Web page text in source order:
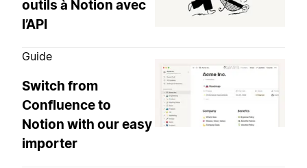
outils à Notion avec
l’API
Guide
Switch from
Confluence to
Notion with our easy
importer